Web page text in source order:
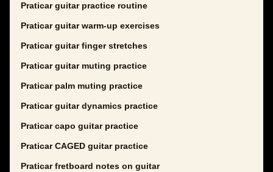
Praticar guitar practice routine
Praticar guitar warm-up exercises
Praticar guitar finger stretches
Praticar guitar muting practice
Praticar palm muting practice
Praticar guitar dynamics practice
Praticar capo guitar practice
Praticar CAGED guitar practice
Praticar fretboard notes on guitar